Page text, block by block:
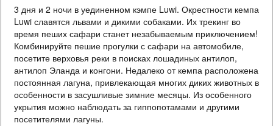
DELUXE
PRICE BY REQUEST
BOTSWANA
Safari
Compact safari package in one of the best parks in Botswana. The
proximity to Victoria Falls makes it easy to combine these two natural
wonders. The package includes 2 nights at a lodge on the Chobe River,
three meals a day and 4 safaris. Perfect for traveling with children or for
an individual tour. Optimal price-quality ratio.
3 дня и 2 ночи в уединенном кэмпе Luwi. Окрестности кемпа
Luwi славятся львами и дикими собаками. Их трекинг во
время пеших сафари станет незабываемым приключением!
Комбинируйте пешие прогулки с сафари на автомобиле,
посетите верховья реки в поисках лошадиных антилоп,
антилоп Эланда и конгони. Недалеко от кемпа расположена
постоянная лагуна, привлекающая многих диких животных в
особенности в засушливые зимние месяцы. Из особенного
укрытия можно наблюдать за гиппопотамами и другими
посетителями лагуны.